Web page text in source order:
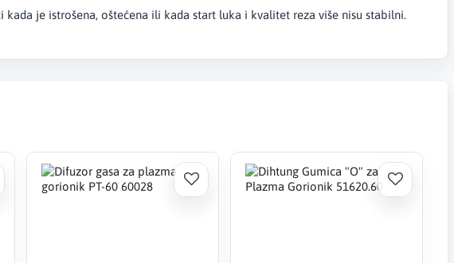
je istrošena, oštećena ili kada start luka i kvalitet reza više nisu stabilni.